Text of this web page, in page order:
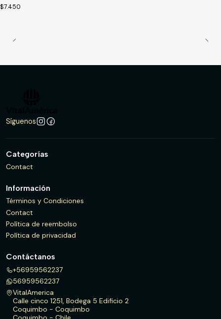
$7.450
Síguenos
Categorías
Contact
Información
Términos y Condiciones
Contact
Política de reembolso
Política de privacidad
Contáctanos
+56959562237
56959562237
VitalAmerica
Calle cinco 1251, Bodega 5 Edificio 2
Coquimbo - Coquimbo